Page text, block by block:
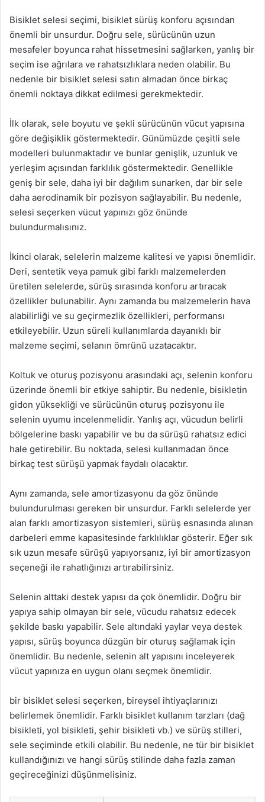
Bisiklet selesi seçimi, bisiklet sürüş konforu açısından
önemli bir unsurdur. Doğru sele, sürücünün uzun
mesafeler boyunca rahat hissetmesini sağlarken, yanlış bir
seçim ise ağrılara ve rahatsızlıklara neden olabilir. Bu
nedenle bir bisiklet selesi satın almadan önce birkaç
önemli noktaya dikkat edilmesi gerekmektedir.
İlk olarak, sele boyutu ve şekli sürücünün vücut yapısına
göre değişiklik göstermektedir. Günümüzde çeşitli sele
modelleri bulunmaktadır ve bunlar genişlik, uzunluk ve
yerleşim açısından farklılık göstermektedir. Genellikle
geniş bir sele, daha iyi bir dağılım sunarken, dar bir sele
daha aerodinamik bir pozisyon sağlayabilir. Bu nedenle,
selesi seçerken vücut yapınızı göz önünde
bulundurmalısınız.
İkinci olarak, selelerin malzeme kalitesi ve yapısı önemlidir.
Deri, sentetik veya pamuk gibi farklı malzemelerden
üretilen selelerde, sürüş sırasında konforu artıracak
özellikler bulunabilir. Aynı zamanda bu malzemelerin hava
alabilirliği ve su geçirmezlik özellikleri, performansı
etkileyebilir. Uzun süreli kullanımlarda dayanıklı bir
malzeme seçimi, selanın ömrünü uzatacaktır.
Koltuk ve oturuş pozisyonu arasındaki açı, selenin konforu
üzerinde önemli bir etkiye sahiptir. Bu nedenle, bisikletin
gidon yüksekliği ve sürücünün oturuş pozisyonu ile
selenin uyumu incelenmelidir. Yanlış açı, vücudun belirli
bölgelerine baskı yapabilir ve bu da sürüşü rahatsız edici
hale getirebilir. Bu noktada, selesi kullanmadan önce
birkaç test sürüşü yapmak faydalı olacaktır.
Aynı zamanda, sele amortizasyonu da göz önünde
bulundurulması gereken bir unsurdur. Farklı selelerde yer
alan farklı amortizasyon sistemleri, sürüş esnasında alınan
darbeleri emme kapasitesinde farklılıklar gösterir. Eğer sık
sık uzun mesafe sürüşü yapıyorsanız, iyi bir amortizasyon
seçeneği ile rahatlığınızı artırabilirsiniz.
Selenin alttaki destek yapısı da çok önemlidir. Doğru bir
yapıya sahip olmayan bir sele, vücudu rahatsız edecek
şekilde baskı yapabilir. Sele altındaki yaylar veya destek
yapısı, sürüş boyunca düzgün bir oturuş sağlamak için
önemlidir. Bu nedenle, selenin alt yapısını inceleyerek
vücut yapınıza en uygun olanı seçmek önemlidir.
bir bisiklet selesi seçerken, bireysel ihtiyaçlarınızı
belirlemek önemlidir. Farklı bisiklet kullanım tarzları (dağ
bisikleti, yol bisikleti, şehir bisikleti vb.) ve sürüş stilleri,
sele seçiminde etkili olabilir. Bu nedenle, ne tür bir bisiklet
kullandığınızı ve hangi sürüş stilinde daha fazla zaman
geçireceğinizi düşünmelisiniz.